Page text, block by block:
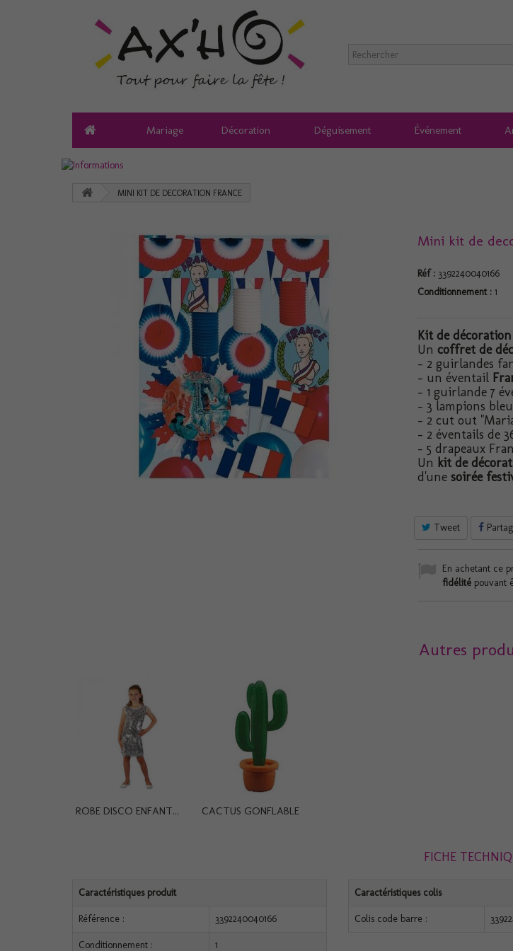
Mariage Décoration Déguisement Événement
MINI KIT DE DECORATION FRANCE
Mini kit de
Réf : 3392240040166
Conditionnement : 1
Kit de
Un coffret de
- 2 guirlandes
- un éventail
- 1 guirlande 7
- 3 lampions
- 2 cut out
- 2 éventails de
- 5 drapeaux
Un kit de
d'une soirée
Tweet
En achetant ce
fidélitépouvant
Autres
ROBE DISCO ENFANT... CACTUS GONFLABLE
FICHE
Caractéristiques produit
Référence : 3392240040166
Conditionnement : 1
Caractéristiques colis
Colis code barre :